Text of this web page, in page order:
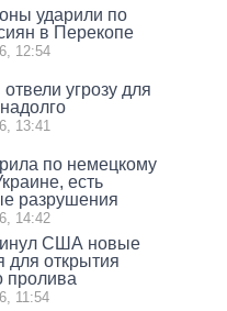
ударили по
в Перекопе
12:54
угрозу для
13:41
по немецкому
есть
разрушения
14:42
США новые
для открытия
пролива
11:54